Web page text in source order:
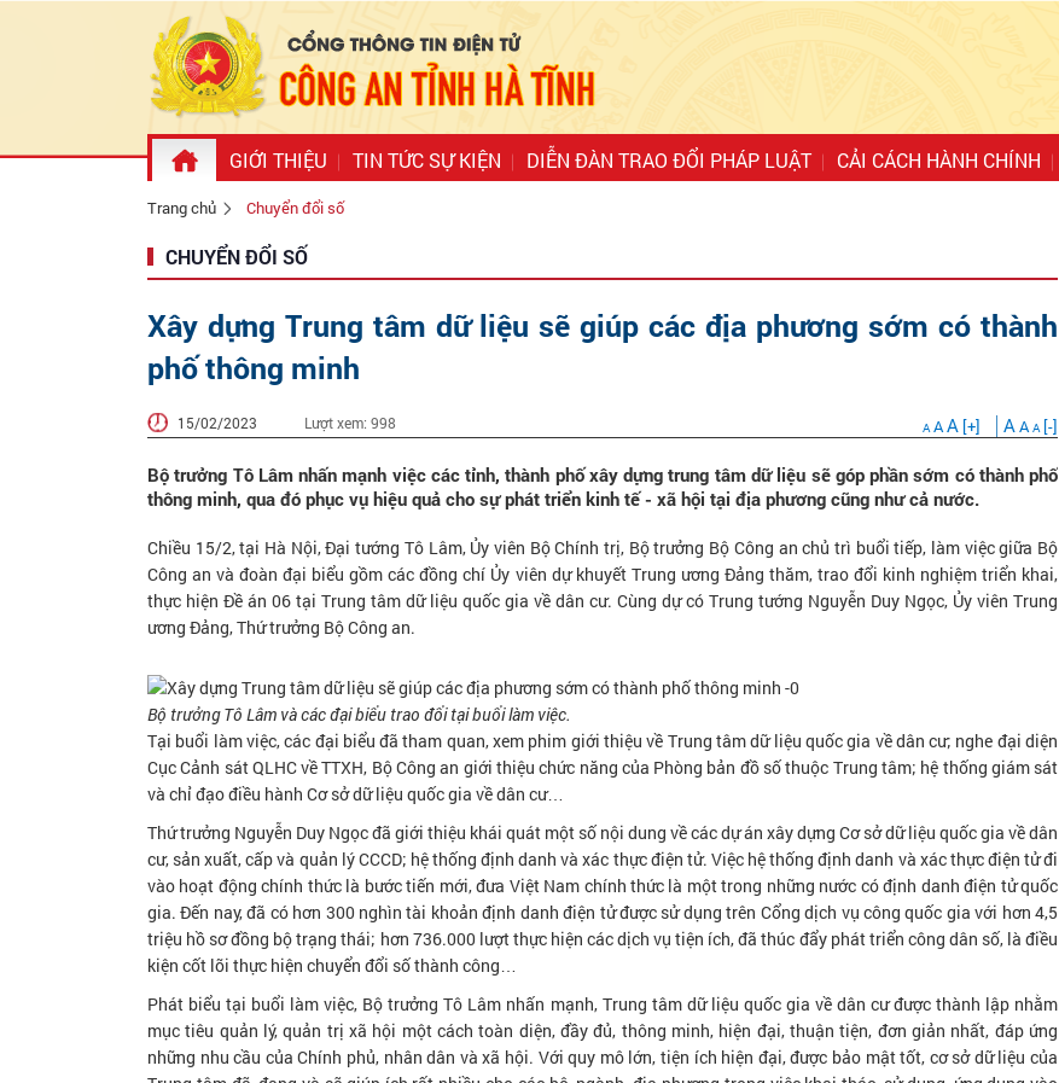
GIỚI THIỆU TIN TỨC SỰ KIỆN DIỄN ĐÀN TRAO ĐỔI PHÁP LUẬT CẢI CÁCH HÀNH CHÍNH
Trang chủ Chuyển đổi số
CHUYỂN ĐỔI SỐ
Xây dựng Trung tâm dữ liệu sẽ giúp các địa phương sớm có thành
phố thông minh
15/02/2023 Lượt xem: 998 A AA[+] AA A[-]
Bộ trưởng Tô Lâm nhấn mạnh việc các tỉnh, thành phố xây dựng trung tâm dữ liệu sẽ góp phần sớm có thành phố
thông minh, qua đó phục vụ hiệu quả cho sự phát triển kinh tế - xã hội tại địa phương cũng như cả nước.
Chiều 15/2, tại Hà Nội, Đại tướng Tô Lâm, Ủy viên Bộ Chính trị, Bộ trưởng Bộ Công an chủ trì buổi tiếp, làm việc giữa Bộ
Công an và đoàn đại biểu gồm các đồng chí Ủy viên dự khuyết Trung ương Đảng thăm, trao đổi kinh nghiệm triển khai,
thực hiện Đề án 06 tại Trung tâm dữ liệu quốc gia về dân cư. Cùng dự có Trung tướng Nguyễn Duy Ngọc, Ủy viên Trung
ương Đảng, Thứ trưởng Bộ Công an.
Bộ trưởng Tô Lâm và các đại biểu trao đổi tại buổi làm việc.
Tại buổi làm việc, các đại biểu đã tham quan, xem phim giới thiệu về Trung tâm dữ liệu quốc gia về dân cư; nghe đại diện
Cục Cảnh sát QLHC về TTXH, Bộ Công an giới thiệu chức năng của Phòng bản đồ số thuộc Trung tâm; hệ thống giám sát
và chỉ đạo điều hành Cơ sở dữ liệu quốc gia về dân cư…
Thứ trưởng Nguyễn Duy Ngọc đã giới thiệu khái quát một số nội dung về các dự án xây dựng Cơ sở dữ liệu quốc gia về dân
cư, sản xuất, cấp và quản lý CCCD; hệ thống định danh và xác thực điện tử. Việc hệ thống định danh và xác thực điện tử đi
vào hoạt động chính thức là bước tiến mới, đưa Việt Nam chính thức là một trong những nước có định danh điện tử quốc
gia. Đến nay, đã có hơn 300 nghìn tài khoản định danh điện tử được sử dụng trên Cổng dịch vụ công quốc gia với hơn 4,5
triệu hồ sơ đồng bộ trạng thái; hơn 736.000 lượt thực hiện các dịch vụ tiện ích, đã thúc đẩy phát triển công dân số, là điều
kiện cốt lõi thực hiện chuyển đổi số thành công…
Phát biểu tại buổi làm việc, Bộ trưởng Tô Lâm nhấn mạnh, Trung tâm dữ liệu quốc gia về dân cư được thành lập nhằm
mục tiêu quản lý, quản trị xã hội một cách toàn diện, đầy đủ, thông minh, hiện đại, thuận tiện, đơn giản nhất, đáp ứng
những nhu cầu của Chính phủ, nhân dân và xã hội. Với quy mô lớn, tiện ích hiện đại, được bảo mật tốt, cơ sở dữ liệu của